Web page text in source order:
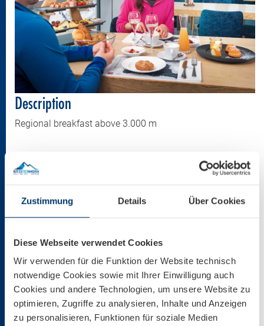
Zustimmung Details Über Cookies
Diese Webseite verwendet Cookies
Wir verwenden für die Funktion der Website technisch
notwendige Cookies sowie mit Ihrer Einwilligung auch
Cookies und andere Technologien, um unsere Website zu
optimieren, Zugriffe zu analysieren, Inhalte und Anzeigen
zu personalisieren, Funktionen für soziale Medien
Description
Regional breakfast above 3.000 m
Copyright
Kitzsteinhorn
Size
2000 * 1499 px
204,58 KB
Download